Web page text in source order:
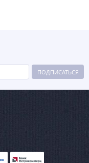
ПОДПИСАТЬСЯ